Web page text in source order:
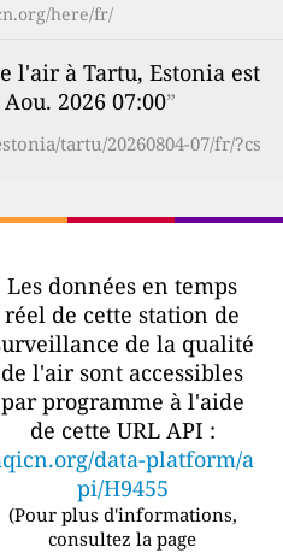
here/fr/
l'air à Tartu, Estonia est
2026 07:00”
tartu/20260804-07/fr/?cs
Les données en temps
réel de cette station de
de la qualité
de l'air sont accessibles
par programme à l'aide
de cette URL API :
data-platform/a
pi/H9455
(Pour plus d'informations,
consultez la page